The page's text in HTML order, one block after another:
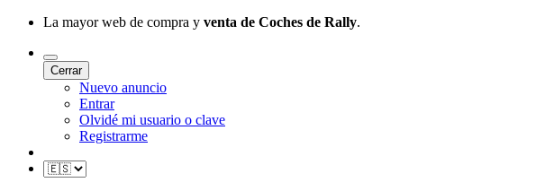
La mayor web de compra y venta de Coches de Rally.
Cerrar
Nuevo anuncio
Entrar
Olvidé mi usuario o clave
Registrarme